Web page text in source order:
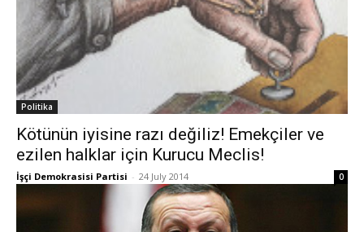
Politika
Kötünün iyisine razı değiliz! Emekçiler ve
ezilen halklar için Kurucu Meclis!
İşçi Demokrasisi Partisi - 24 July 2014 0